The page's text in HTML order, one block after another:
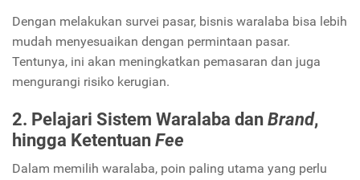
Dengan melakukan survei pasar, bisnis waralaba bisa lebih
mudah menyesuaikan dengan permintaan pasar.
Tentunya, ini akan meningkatkan pemasaran dan juga
mengurangi risiko kerugian.
2. Pelajari Sistem Waralaba danBrand,
hingga KetentuanFee
Dalam memilih waralaba, poin paling utama yang perlu